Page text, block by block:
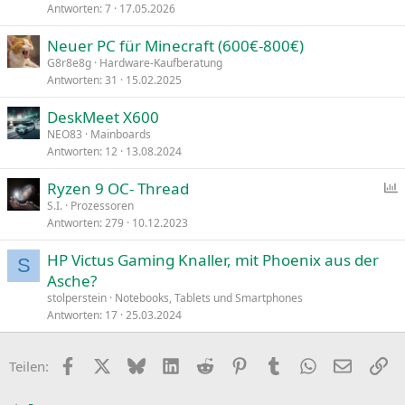
Antworten 7 17.05.2026
Neuer PC für Minecraft (600€-800€)
G8r8e8g Hardware-Kaufberatung
Antworten 31 15.02.2025
DeskMeet X600
NEO83
Mainboards
Antworten 12 13.08.2024
r
Ryzen 9 OC- Thread
S.I. Prozessoren
Antworten 279 10.12.2023
S
HP Victus Gaming Knaller, mit Phoenix aus der
Asche?
stolperstein Notebooks, Tablets und Smartphones
Antworten 17 25.03.2024
Teilen: Facebook BlueskyLinkedIn
Reddit PinterestTumblr WhatsApp
E-Mail